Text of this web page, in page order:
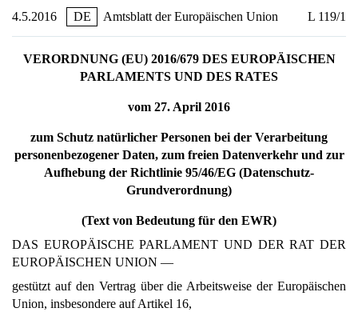
4.5.2016 DE Amtsblatt der Europäischen Union L 119/1
VERORDNUNG (EU) 2016/679 DES EUROPÄISCHEN
PARLAMENTS UND DES RATES
vom 27. April 2016
zum Schutz natürlicher Personen bei der Verarbeitung
personenbezogener Daten, zum freien Datenverkehr und zur
Aufhebung der Richtlinie 95/46/EG (Datenschutz-
Grundverordnung)
(Text von Bedeutung für den EWR)
DAS EUROPÄISCHE PARLAMENT UND DER RAT DER
EUROPÄISCHEN UNION —
gestützt auf den Vertrag über die Arbeitsweise der Europäischen
Union, insbesondere auf Artikel 16,